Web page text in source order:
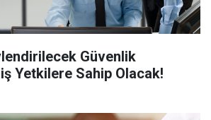
Güvenlik
Yetkilere Sahip Olacak!